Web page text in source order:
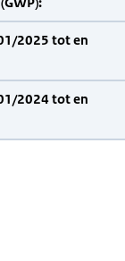
2025 tot en
2024 tot en